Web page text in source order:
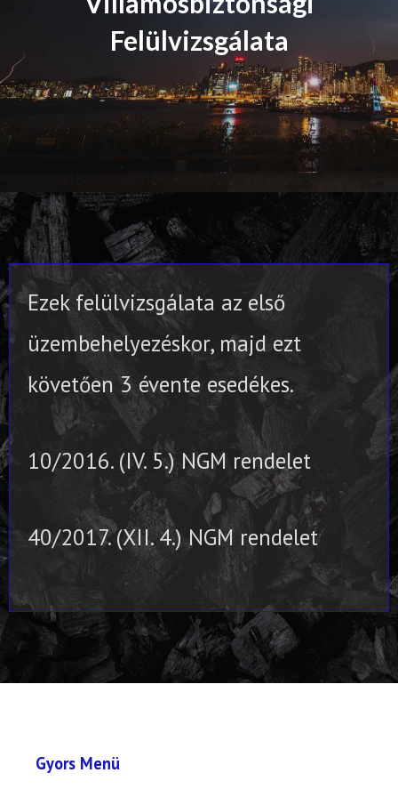
Felülvizsgálata
Ezek felülvizsgálata az első
üzembehelyezéskor, majd ezt
követően 3 évente esedékes.
10/2016. (IV. 5.) NGM rendelet
40/2017. (XII. 4.) NGM rendelet
Gyors Menü